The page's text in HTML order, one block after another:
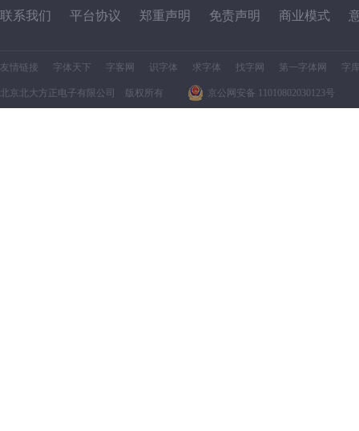
联系我们 平台协议 郑重声明 免责声明 商业模式
友情链接 字体天下 字客网 识字体 求字体 找字网 第一字体网 字
北京北大方正电子有限公司 版权所有 京公网安备 11010802030123号